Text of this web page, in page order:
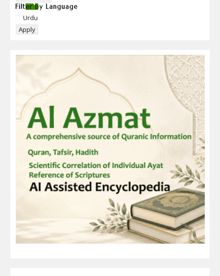
Filter by Language
Language
Urdu
Apply